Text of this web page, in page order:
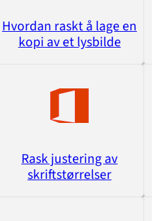
Hvordan raskt å lage en
kopi av et lysbilde
Rask justering av
skriftstørrelser